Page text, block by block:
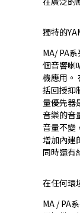
獨特的
MA/ PA
個音響喇
機應用。
括回授抑
量優先器
音樂的音
音量不變
增加內建
同時還有
在任何環
MA / PA